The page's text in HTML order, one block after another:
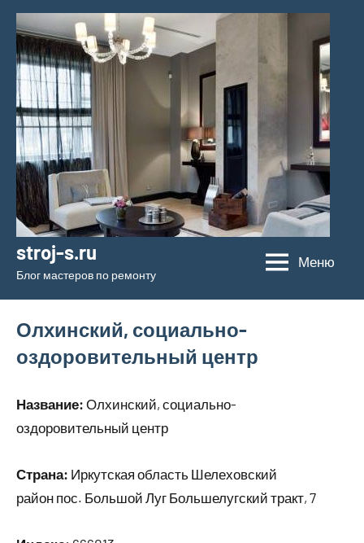
Перейти
содержимому
stroj-s.ru
Блог мастеров по ремонту
Меню
Олхинский, социально-
оздоровительный центр
Название: Олхинский, социально-
оздоровительный центр
Страна: Иркутская область Шелеховский
район пос. Большой Луг Большелугский тракт, 7